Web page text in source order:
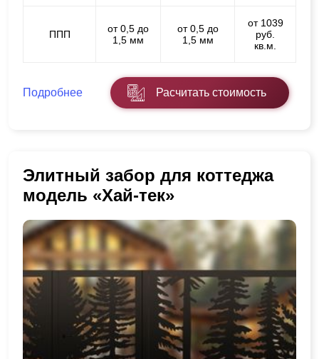
ППП
от 0,5 до
1,5 мм
от 0,5 до
1,5 мм
от 1039
руб.
кв.м.
Подробнее Расчитать стоимость
Элитный забор для коттеджа
модель «Хай-тек»